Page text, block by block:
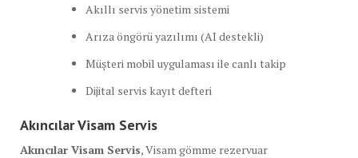
Akıllı servis yönetim sistemi
Arıza öngörü yazılımı (AI destekli)
Müşteri mobil uygulaması ile canlı takip
Dijital servis kayıt defteri
Akıncılar Visam Servis
Akıncılar Visam Servis, Visam gömme rezervuar